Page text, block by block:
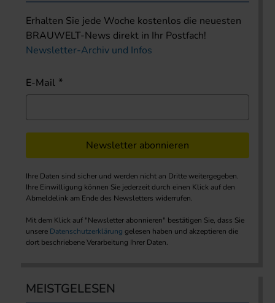
Erhalten Sie jede Woche kostenlos die neuesten
BRAUWELT-News direkt in Ihr Postfach!
Newsletter-Archiv und Infos
E-Mail
Newsletter abonnieren
Ihre Daten sind sicher und werden nicht an Dritte weitergegeben.
Ihre Einwilligung können Sie jederzeit durch einen Klick auf den
Abmeldelink am Ende des Newsletters widerrufen.
Mit dem Klick auf "Newsletter abonnieren" bestätigen Sie, dass Sie
unsere Datenschutzerklärung gelesen haben und akzeptieren die
dort beschriebene Verarbeitung Ihrer Daten.
MEISTGELESEN